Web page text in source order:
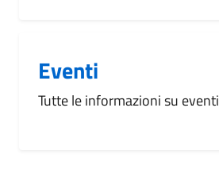
Eventi
Tutte le informazioni su eventi